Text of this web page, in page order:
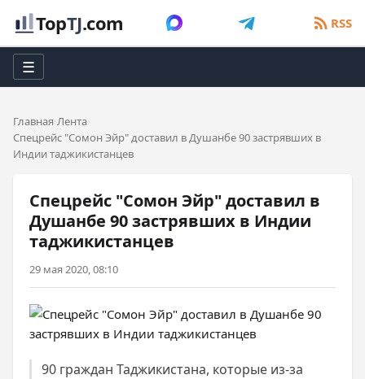
TopTJ.com RSS
☰
Главная Лента
Спецрейс "Сомон Эйр" доставил в Душанбе 90 застрявших в
Индии таджикистанцев
Спецрейс "Сомон Эйр" доставил в
Душанбе 90 застрявших в Индии
таджикистанцев
29 мая 2020, 08:10
90 граждан Таджикистана, которые из-за